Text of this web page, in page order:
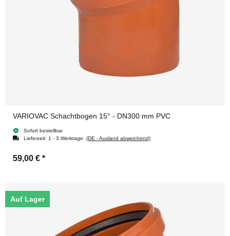
VARIOVAC Schachtbogen 15° - DN300 mm PVC
Sofort bestellbar
Lieferzeit: 1 - 3 Werktage (DE - Ausland abweichend)
59,00 € *
Auf Lager